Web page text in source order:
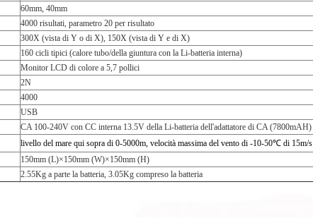
60mm, 40mm
4000 risultati, parametro 20 per risultato
300X (vista di Y o di X), 150X (vista di Y e di X)
160 cicli tipici (calore tubo/della giuntura con la Li-batteria interna)
Monitor LCD di colore a 5,7 pollici
2N
4000
USB
CA 100-240V con CC interna 13.5V della Li-batteria dell'adattatore di CA (7800mAH)
livello del mare qui sopra di 0-5000m, velocità massima del vento di -10-50℃ di 15m/s
150mm (L)×150mm (W)×150mm (H)
2.55Kg a parte la batteria, 3.05Kg compreso la batteria